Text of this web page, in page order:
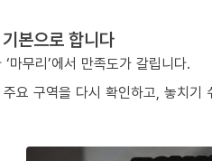
본으로 합니다
‘마무리’에서 만족도가 갈립니다.
요 구역을 다시 확인하고, 놓치기